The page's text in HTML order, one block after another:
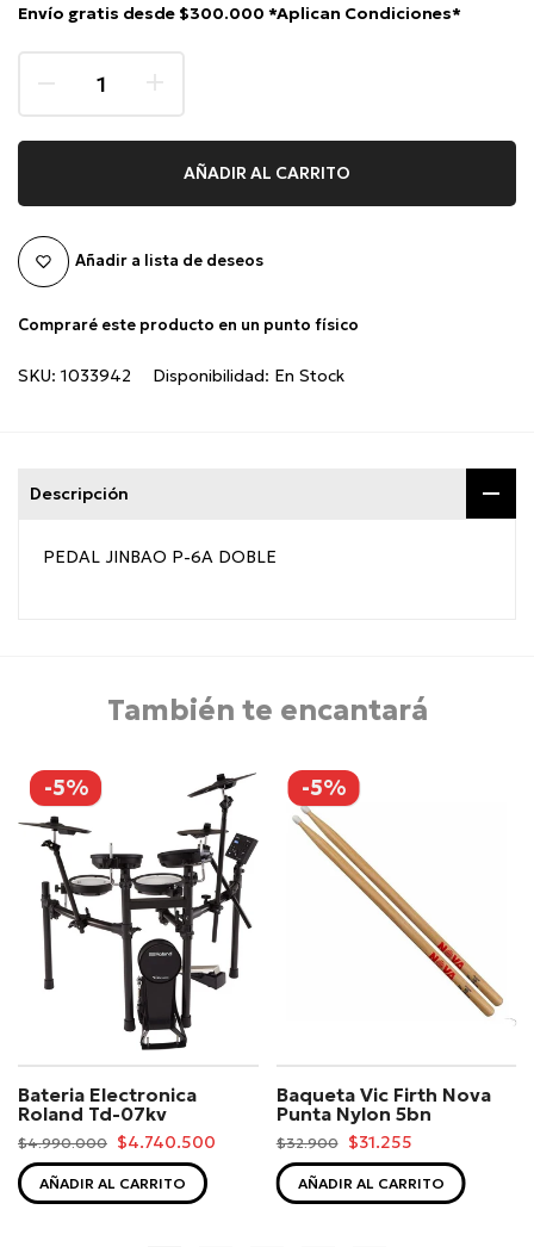
Envío gratis desde $300.000 *Aplican Condiciones*
AÑADIR AL CARRITO
Añadir a lista de deseos
Compraré este producto en un punto físico
SKU: 1033942 Disponibilidad: En Stock
Descripción
PEDAL JINBAO P-6A DOBLE
También te encantará
-5%
Bateria Electronica
Roland Td-07kv
$4.990.000 $4.740.500
AÑADIR AL CARRITO
-5%
Baqueta Vic Firth Nova
Punta Nylon 5bn
$32.900 $31.255
AÑADIR AL CARRITO